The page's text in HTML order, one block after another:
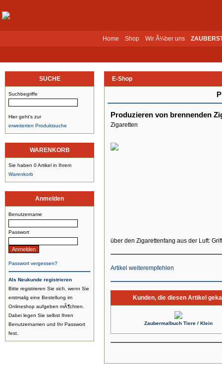
Home Shop Wir Ã¼ber uns
SUCHE
Suchbegriffe
Hier geht's zur
erweiterten Produktsuche
WARENKORB
Sie haben 0 Artikel in Ihrem
Warenkorb
Anmelden
Benutzername
Passwort
Passwort vergessen?
Als Neukunde registrieren
Bitte registrieren Sie sich, wenn Sie
erstmalig eine Bestellung im
Onlineshop aufgeben mÃ¶chten.
Dabei legen Sie selbst Ihren
Benutzernamen und Ihr Passwort
fest.
E-Shop
Produzieren von brennenden
Zigaretten
über den Zigarettenfang aus der Luft:
Artikel weiterempfehlen
Kunden, die diesen Artikel
Zaubermalbuch Tiere / Klein